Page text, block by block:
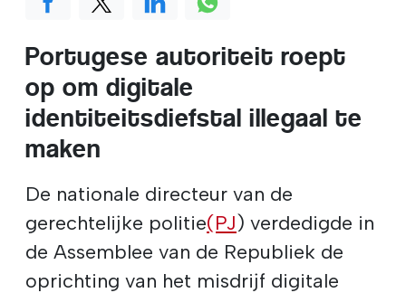
Portugese autoriteit roept
op om digitale
identiteitsdiefstal illegaal te
maken
De nationale directeur van de
gerechtelijke politie(PJ) verdedigde in
de Assemblee van de Republiek de
oprichting van het misdrijf digitale